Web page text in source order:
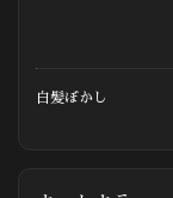
白髪ぼかし